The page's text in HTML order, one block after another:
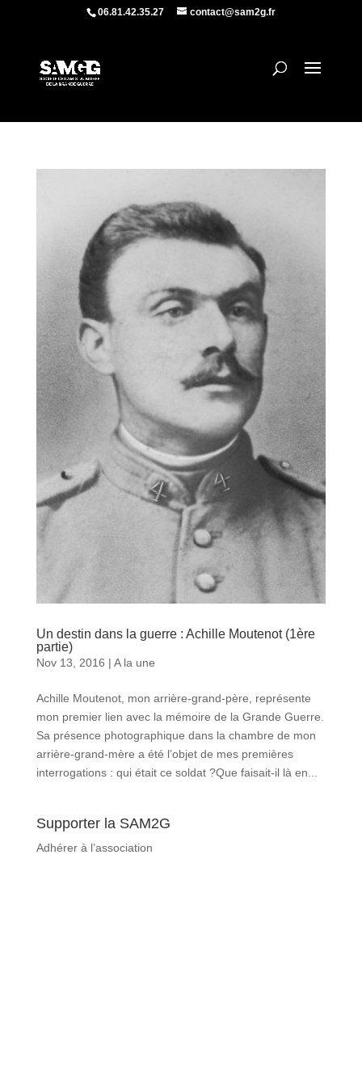
06.81.42.35.27 contact@sam2g.fr
Un destin dans la guerre : Achille Moutenot (1ère
partie)
Nov 13, 2016 | A la une
Achille Moutenot, mon arrière-grand-père, représente
mon premier lien avec la mémoire de la Grande Guerre.
Sa présence photographique dans la chambre de mon
arrière-grand-mère a été l’objet de mes premières
interrogations : qui était ce soldat ?Que faisait-il là en...
Supporter la SAM2G
Adhérer à l’association